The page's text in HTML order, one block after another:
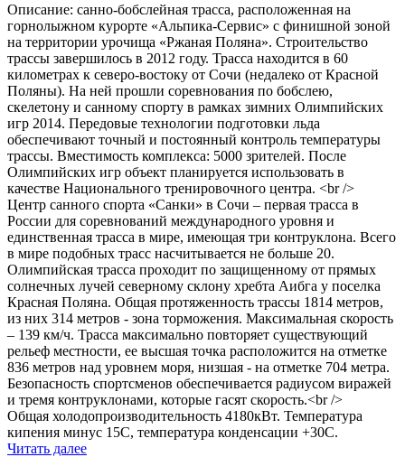
Описание: санно-бобслейная трасса, расположенная на
горнолыжном курорте «Альпика-Сервис» с финишной зоной
на территории урочища «Ржаная Поляна». Строительство
трассы завершилось в 2012 году. Трасса находится в 60
километрах к северо-востоку от Сочи (недалеко от Красной
Поляны). На ней прошли соревнования по бобслею,
скелетону и санному спорту в рамках зимних Олимпийских
игр 2014. Передовые технологии подготовки льда
обеспечивают точный и постоянный контроль температуры
трассы. Вместимость комплекса: 5000 зрителей. После
Олимпийских игр объект планируется использовать в
качестве Национального тренировочного центра. <br />
Центр санного спорта «Санки» в Сочи – первая трасса в
России для соревнований международного уровня и
единственная трасса в мире, имеющая три контруклона. Всего
в мире подобных трасс насчитывается не больше 20.
Олимпийская трасса проходит по защищенному от прямых
солнечных лучей северному склону хребта Аибга у поселка
Красная Поляна. Общая протяженность трассы 1814 метров,
из них 314 метров - зона торможения. Максимальная скорость
– 139 км/ч. Трасса максимально повторяет существующий
рельеф местности, ее высшая точка расположится на отметке
836 метров над уровнем моря, низшая - на отметке 704 метра.
Безопасность спортсменов обеспечивается радиусом виражей
и тремя контруклонами, которые гасят скорость.<br />
Общая холодопроизводительность 4180кВт. Температура
кипения минус 15С, температура конденсации +30С.
Читать далее